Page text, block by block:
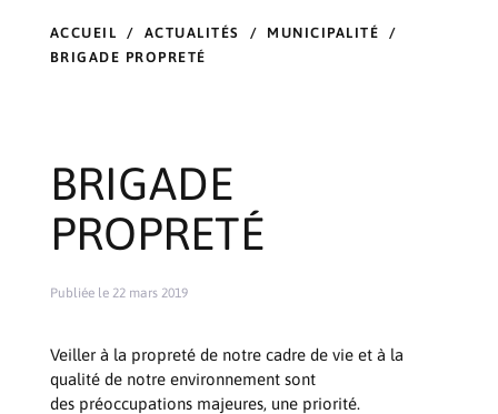
ACCUEIL / ACTUALITÉS / MUNICIPALITÉ /
BRIGADE PROPRETÉ
BRIGADE
PROPRETÉ
Publiée le 22 mars 2019
Veiller à la propreté de notre cadre de vie et à la
qualité de notre environnement sont
des préoccupations majeures, une priorité.